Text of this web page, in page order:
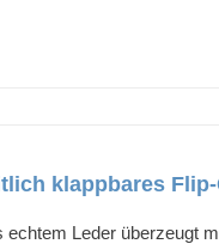
klappbares
Leder überzeugt